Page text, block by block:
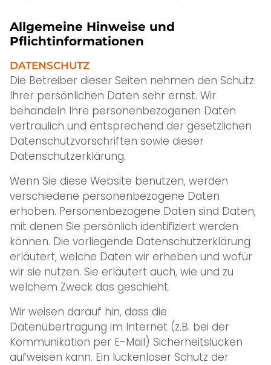
Allgemeine Hinweise und
Pflichtinformationen
DATENSCHUTZ
Die Betreiber dieser Seiten nehmen den Schutz
Ihrer persönlichen Daten sehr ernst. Wir
behandeln Ihre personenbezogenen Daten
vertraulich und entsprechend der gesetzlichen
Datenschutzvorschriften sowie dieser
Datenschutzerklärung.
Wenn Sie diese Website benutzen, werden
verschiedene personenbezogene Daten
erhoben. Personenbezogene Daten sind Daten,
mit denen Sie persönlich identifiziert werden
können. Die vorliegende Datenschutzerklärung
erläutert, welche Daten wir erheben und wofür
wir sie nutzen. Sie erläutert auch, wie und zu
welchem Zweck das geschieht.
Wir weisen darauf hin, dass die
Datenübertragung im Internet (z.B. bei der
Kommunikation per E-Mail) Sicherheitslücken
aufweisen kann. Ein lückenloser Schutz der